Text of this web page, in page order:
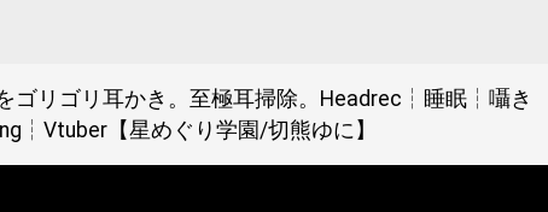
をゴリゴリ耳かき。至極耳掃除。Headrec┆睡眠┆囁き
【星めぐり学園/切熊ゆに】